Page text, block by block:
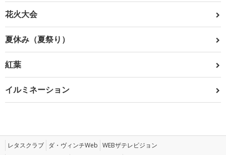
花火大会
夏休み（夏祭り）
紅葉
イルミネーション
レタスクラブ ダ・ヴィンチWeb WEBザテレビジョン